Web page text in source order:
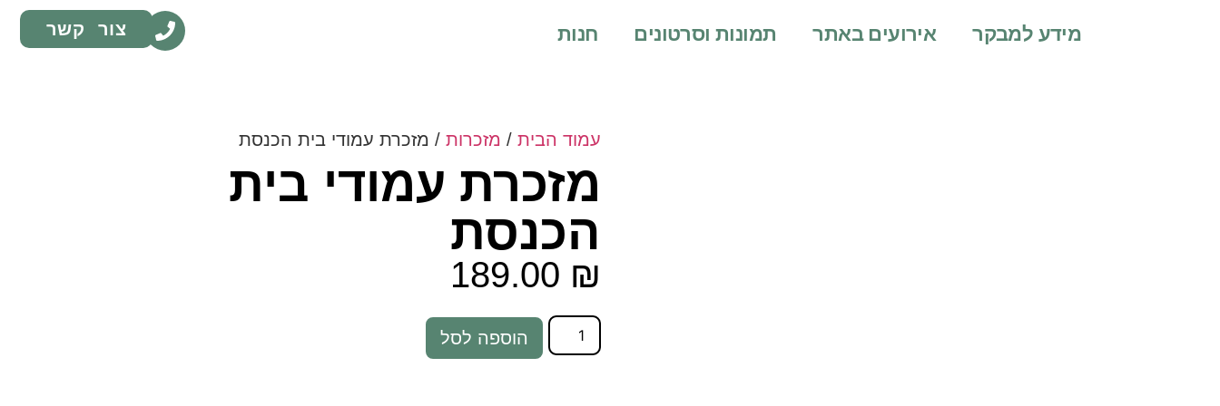
מידע למבקר אירועים באתר תמונות וסרטונים חנות צור קשר
עמוד הבית / מזכרות / מזכרת עמודי בית הכנסת
מזכרת עמודי בית
הכנסת
189.00 ₪
הוספה לסל